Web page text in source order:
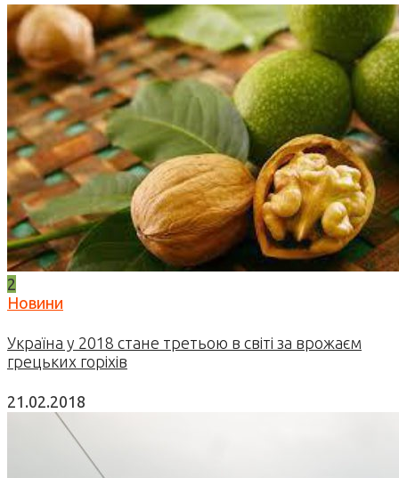
2
Новини
Україна у 2018 стане третьою в світі за врожаєм
грецьких горіхів
21.02.2018